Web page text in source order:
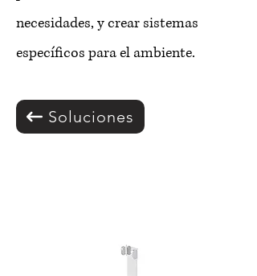
necesidades, y crear sistemas
específicos para el ambiente.
Soluciones